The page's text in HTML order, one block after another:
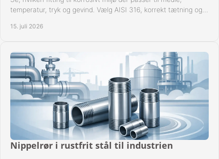
temperatur, tryk og gevind. Vælg AISI 316, korrekt tætning og
15. juli 2026
Nippelrør i rustfrit stål til industrien